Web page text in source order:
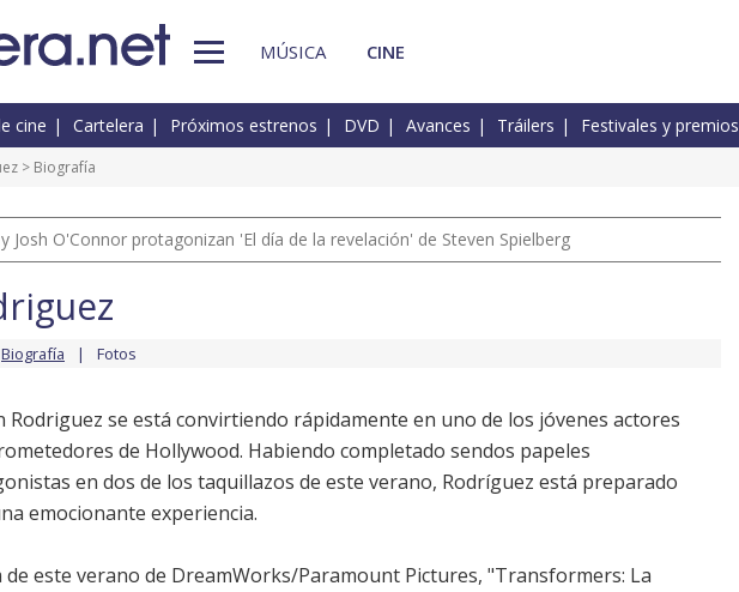
MÚSICA CINE
cine Cartelera Próximos estrenos DVD Avances Tráilers Festivales y premios
> Biografía
Josh O'Connor protagonizan 'El día de la revelación' de Steven Spielberg
Biografía Fotos
Rodriguez se está convirtiendo rápidamente en uno de los jóvenes actores
de Hollywood. Habiendo completado sendos papeles
en dos de los taquillazos de este verano, Rodríguez está preparado
emocionante experiencia.
de este verano de DreamWorks/Paramount Pictures, "Transformers: La